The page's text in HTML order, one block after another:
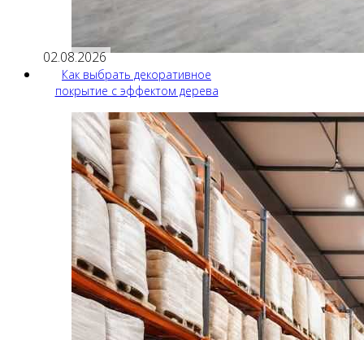
02.08.2026
Как выбрать декоративное
покрытие с эффектом дерева